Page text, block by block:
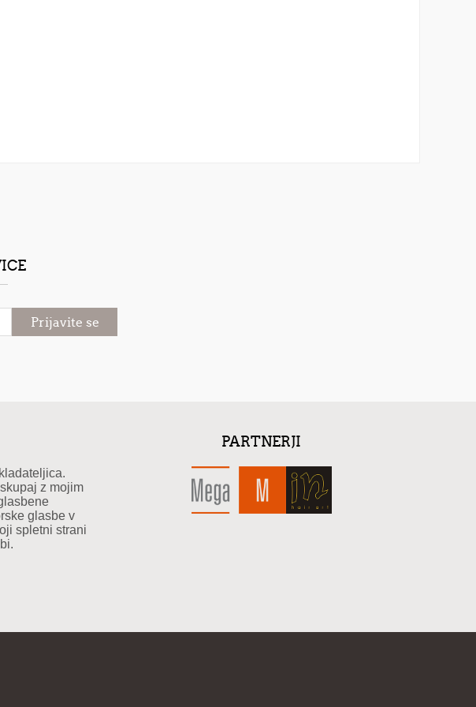
z mojim
glasbe v
spletni strani
PARTNERJI